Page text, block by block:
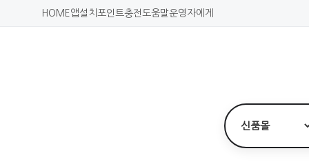
HOME 앱설치 포인트충전도움말운영자에게